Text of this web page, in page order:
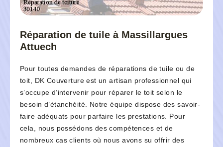
Réparation de tuile à Massillargues
Attuech
Pour toutes demandes de réparations de tuile ou de
toit, DK Couverture est un artisan professionnel qui
s’occupe d’intervenir pour réparer le toit selon le
besoin d’étanchéité. Notre équipe dispose des savoir-
faire adéquats pour parfaire les prestations. Pour
cela, nous possédons des compétences et de
nombreux cas clients où nous avons su offrir des